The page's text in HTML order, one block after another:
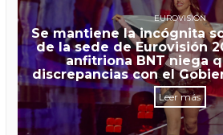
EUROVISIÓN
Se mantiene la incógnita
de la sede de Eurovisión
anfitriona BNT niega
discrepancias con el
Leer más